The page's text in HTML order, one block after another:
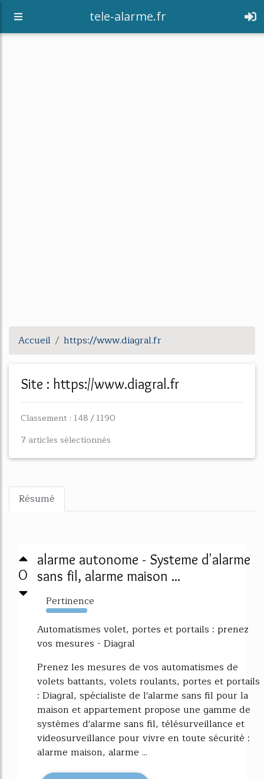
tele-alarme.fr
Accueil https://www.diagral.fr
Site : https://www.diagral.fr
Classement : 148 / 1190
7 articles sélectionnés
Résumé
0
alarme autonome - Systeme d'alarme
sans fil, alarme maison ...
Pertinence
6039%
Automatismes volet, portes et portails : prenez
vos mesures - Diagral
Prenez les mesures de vos automatismes de
volets battants, volets roulants, portes et portails
: Diagral, spécialiste de l'alarme sans fil pour la
maison et appartement propose une gamme de
systèmes d'alarme sans fil, télésurveillance et
videosurveillance pour vivre en toute sécurité :
alarme maison, alarme ...